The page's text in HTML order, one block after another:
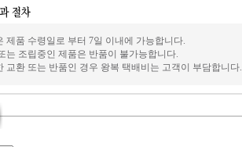
제품 수령일로 부터 7일 이내에 가능합니다.
는 조립중인 제품은 반품이 불가능합니다.
교환 또는 반품인 경우 왕복 택배비는 고객이 부담합니다.